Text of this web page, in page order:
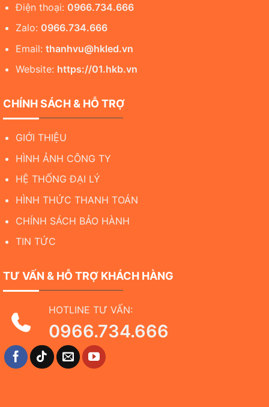
Điện thoại: 0966.734.666
Zalo: 0966.734.666
Email: thanhvu@hkled.vn
Website: https://01.hkb.vn
CHÍNH SÁCH & HỖ TRỢ
GIỚI THIỆU
HÌNH ẢNH CÔNG TY
HỆ THỐNG ĐẠI LÝ
HÌNH THỨC THANH TOÁN
CHÍNH SÁCH BẢO HÀNH
TIN TỨC
TƯ VẤN & HỖ TRỢ KHÁCH HÀNG
HOTLINE TƯ VẤN:
0966.734.666